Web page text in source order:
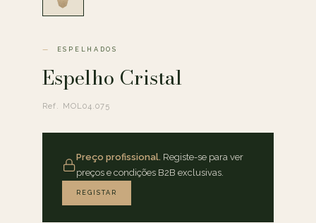
ESPELHADOS
Espelho Cristal
Ref. MOL04.075
Preço profissional. Registe-se para ver
preços e condições B2B exclusivas.
REGISTAR